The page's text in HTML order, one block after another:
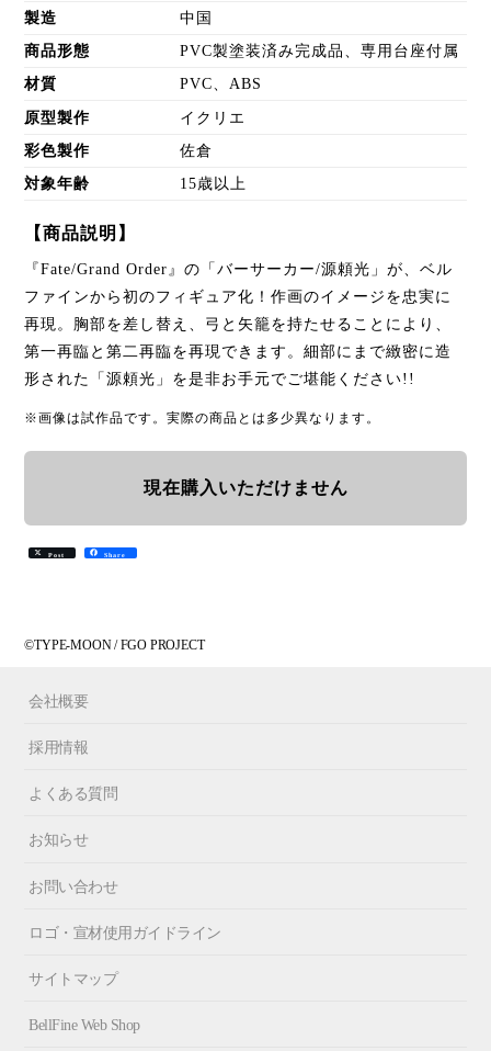
製造 中国
商品形態 PVC製塗装済み完成品、専用台座付属
材質 PVC、ABS
原型製作 イクリエ
彩色製作 佐倉
対象年齢 15歳以上
【商品説明】
『Fate/Grand Order』の「バーサーカー/源頼光」が、ベル
ファインから初のフィギュア化！作画のイメージを忠実に
再現。胸部を差し替え、弓と矢籠を持たせることにより、
第一再臨と第二再臨を再現できます。細部にまで緻密に造
形された「源頼光」を是非お手元でご堪能ください!!
※画像は試作品です。実際の商品とは多少異なります。
現在購入いただけません
Post Share
©TYPE-MOON / FGO PROJECT
会社概要
採用情報
よくある質問
お知らせ
お問い合わせ
ロゴ・宣材使用ガイドライン
サイトマップ
BellFine Web Shop